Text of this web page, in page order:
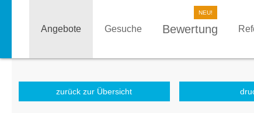
Angebote Gesuche Bewertung
zurück zur Übersicht